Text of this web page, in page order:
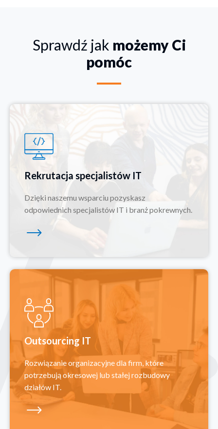
Sprawdź jak możemy Ci
pomóc
Rekrutacja specjalistów IT
Dzięki naszemu wsparciu pozyskasz
odpowiednich specjalistów IT i branż pokrewnych.
Outsourcing IT
Rozwiązanie organizacyjne dla firm, które
potrzebują okresowej lub stałej rozbudowy
działów IT.